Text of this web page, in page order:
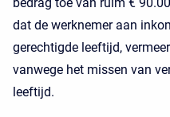
dat de werknemer aan
gerechtigde leeftijd,
vanwege het missen van
leeftijd.